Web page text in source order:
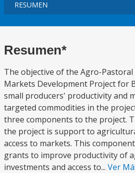
Resumen*
The objective of the Agro-
Markets Development Project for
small producers' productivity and
targeted commodities in the
three components to the project.
the project is support to
access to markets. This
grants to improve productivity of
investments and access to... Ver